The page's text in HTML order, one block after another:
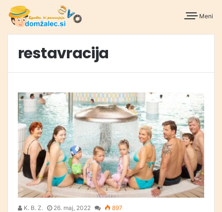
Meni
restavracija
K. B. Z. 26. maj, 2022 897